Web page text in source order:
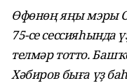
Өфөнөң яңы мэры
75-се
телмәр тотто.
Хәбиров быға үҙ